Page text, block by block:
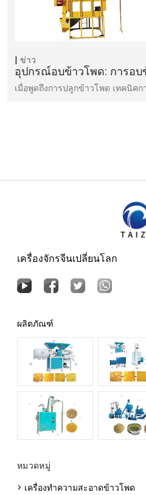
ข่าว
อุปกรณ์อบข้าวโพด: การอ
เมื่อพูดถึงการปลูกข้าวโพด เทคนิค
เครื่องจักรจีนเปลี่ยนโลก
ผลิตภัณฑ์
หมวดหมู่
> เครื่องทำความสะอาดข้าวโพด